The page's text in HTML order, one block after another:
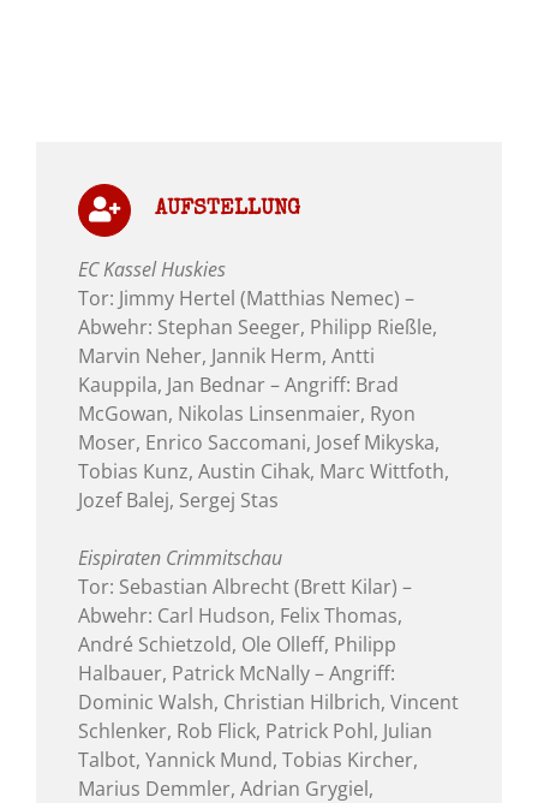
AUFSTELLUNG
EC Kassel Huskies
Tor: Jimmy Hertel (Matthias Nemec) –
Abwehr: Stephan Seeger, Philipp Rießle,
Marvin Neher, Jannik Herm, Antti
Kauppila, Jan Bednar – Angriff: Brad
McGowan, Nikolas Linsenmaier, Ryon
Moser, Enrico Saccomani, Josef Mikyska,
Tobias Kunz, Austin Cihak, Marc Wittfoth,
Jozef Balej, Sergej Stas
Eispiraten Crimmitschau
Tor: Sebastian Albrecht (Brett Kilar) –
Abwehr: Carl Hudson, Felix Thomas,
André Schietzold, Ole Olleff, Philipp
Halbauer, Patrick McNally – Angriff:
Dominic Walsh, Christian Hilbrich, Vincent
Schlenker, Rob Flick, Patrick Pohl, Julian
Talbot, Yannick Mund, Tobias Kircher,
Marius Demmler, Adrian Grygiel,